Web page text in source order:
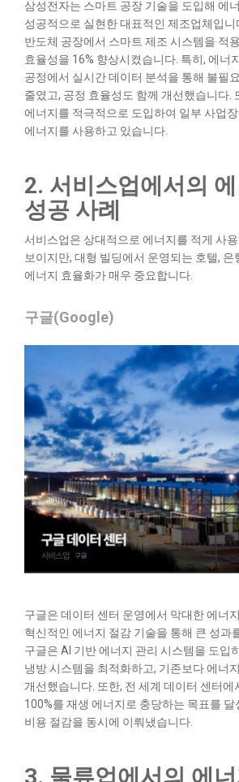
삼성전자는 스마트 공장 기술을 도입해 에
성공적으로 실현한 대표적인 제조업체입니
반도체 공장에서 스마트 제조 시스템을 적
효율성을 16% 향상시켰습니다. 특히, 에너
공정에서 실시간 데이터 분석을 통해 불필
줄였고, 공정 효율성도 함께 개선했습니다.
에너지를 적극적으로 도입하여 일부 사업
에너지를 사용하고 있습니다.
2. 서비스업에서의
성공 사례
서비스업은 상대적으로 에너지를 적게 사
보이지만, 대형 빌딩에서 운영되는 호텔, 은
에너지 효율화가 매우 중요합니다.
구글(Google)
구글은 데이터 센터 운영에서 막대한 에너
혁신적인 에너지 절감 기술을 통해 큰 성과
구글은 AI 기반 에너지 관리 시스템을 도입
냉방 시스템을 최적화하고, 기존보다 에너
개선했습니다. 또한, 전 세계 데이터 센터에
100%를 재생 에너지로 충당하는 목표를
비용 절감을 동시에 이뤄냈습니다.